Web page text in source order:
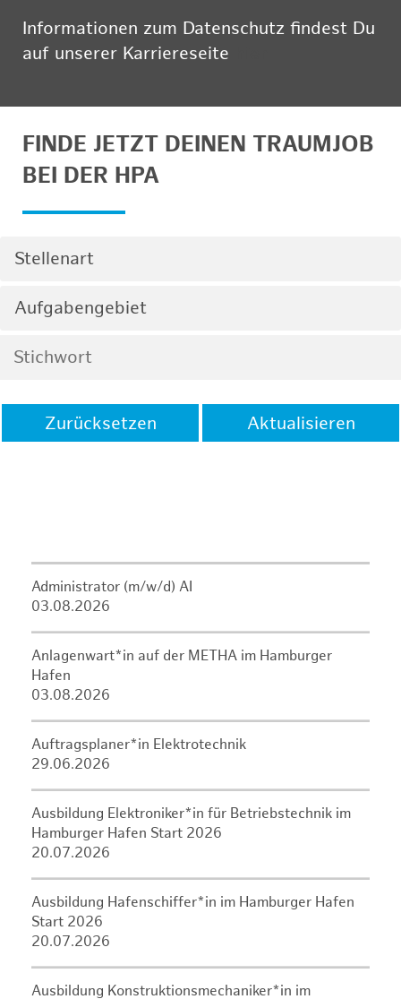
Informationen zum Datenschutz findest Du
auf unserer Karriereseite
FINDE JETZT DEINEN TRAUMJOB
BEI DER HPA
Stellenart
Aufgabengebiet
Zurücksetzen Aktualisieren
Administrator (m/w/d) AI
03.08.2026
Anlagenwart*in auf der METHA im Hamburger
Hafen
03.08.2026
Auftragsplaner*in Elektrotechnik
29.06.2026
Ausbildung Elektroniker*in für Betriebstechnik im
Hamburger Hafen Start 2026
20.07.2026
Ausbildung Hafenschiffer*in im Hamburger Hafen
Start 2026
20.07.2026
Ausbildung Konstruktionsmechaniker*in im